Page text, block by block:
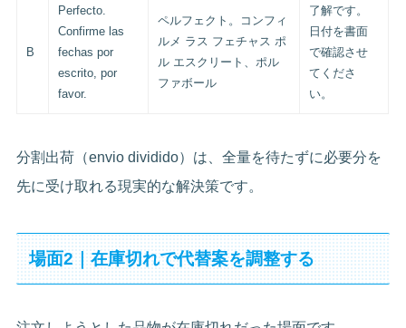
B
Perfecto.
Confirme las
fechas por
escrito, por
favor.
ペルフェクト。コンフィ
ルメ ラス フェチャス ポ
ル エスクリート、ポル
ファボール
了解です。
日付を書面
で確認させ
てくださ
い。
分割出荷（envio dividido）は、全量を待たずに必要分を
先に受け取れる現実的な解決策です。
場面2｜在庫切れで代替案を調整する